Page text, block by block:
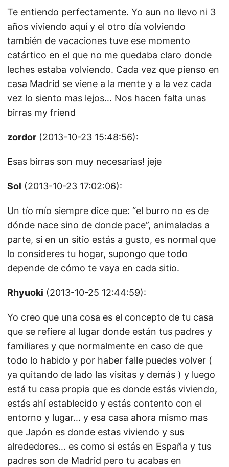
Te entiendo perfectamente. Yo aun no llevo ni 3
años viviendo aquí y el otro día volviendo
también de vacaciones tuve ese momento
catártico en el que no me quedaba claro donde
leches estaba volviendo. Cada vez que pienso en
casa Madrid se viene a la mente y a la vez cada
vez lo siento mas lejos… Nos hacen falta unas
birras my friend
zordor (2013-10-23 15:48:56):
Esas birras son muy necesarias! jeje
Sol (2013-10-23 17:02:06):
Un tío mío siempre dice que: “el burro no es de
dónde nace sino de donde pace”, animaladas a
parte, si en un sitio estás a gusto, es normal que
lo consideres tu hogar, supongo que todo
depende de cómo te vaya en cada sitio.
Rhyuoki (2013-10-25 12:44:59):
Yo creo que una cosa es el concepto de tu casa
que se refiere al lugar donde están tus padres y
familiares y que normalmente en caso de que
todo lo habido y por haber falle puedes volver (
ya quitando de lado las visitas y demás ) y luego
está tu casa propia que es donde estás viviendo,
estás ahí establecido y estás contento con el
entorno y lugar… y esa casa ahora mismo mas
que Japón es donde estas viviendo y sus
alrededores… es como si estás en España y tus
padres son de Madrid pero tu acabas en